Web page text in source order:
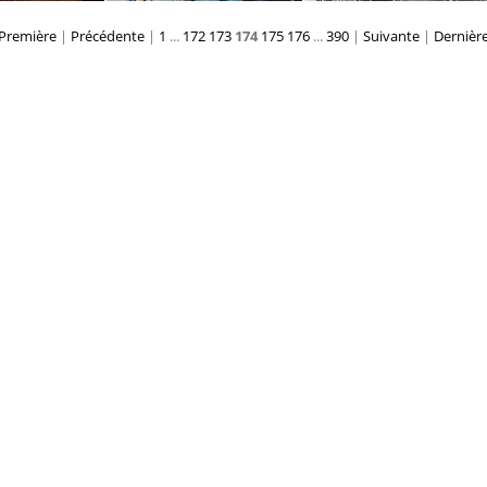
Première | Précédente | 1 ... 172 173 174 175 176 ...390 | Suivante |